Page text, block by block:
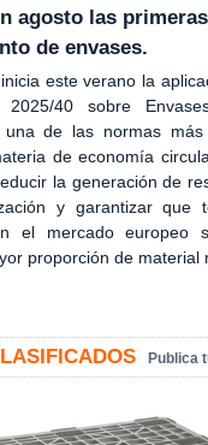
agosto las
de envases.
este verano la
2025/40 sobre
una de las normas
de economía
la generación de
y garantizar que
el mercado europeo
proporción de material
Publica